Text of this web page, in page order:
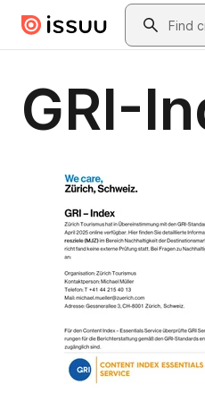
Skip to main contentSearch
GRI-